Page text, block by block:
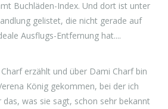
Buchläden-Index. Und dort ist unter
gelistet, die nicht gerade auf
Ausflugs-Entfernung hat....
erzählt und über Dami Charf bin
König gekommen, bei der ich
was sie sagt, schon sehr bekannt